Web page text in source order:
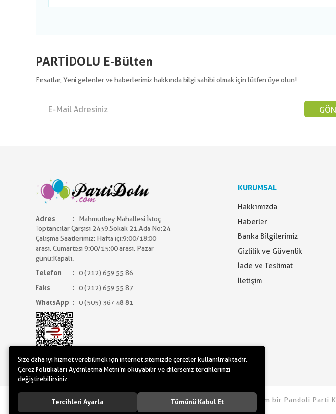
PARTİDOLU E-Bülten
Fırsatlar, Yeni gelenler ve haberlerimiz hakkında bilgi sahibi olmak için lütfen üye olun!
Adres
Mahmutbey Mahallesi İstoç
Toptancılar Çarşısı 2439.Sokak 21.Ada No:24
Çalışma Saatlerimiz: Hafta içi:9:00/18:00
arası. Cumartesi 9:00/15:00 arası. Pazar
günü:Kapalı.
Telefon
0 (212) 659 55 86
Faks
0 (212) 659 55 87
WhatsApp
0 (505) 367 48 81
KURUMSAL
Hakkımızda
Haberler
Banka Bilgilerimiz
Gizlilik ve Güvenlik
İade ve Teslimat
İletişim
www.yilbasimalzemeleri.com - www.partidolu.com bir Pandoli Parti
Size daha iyi hizmet verebilmek için internet sitemizde çerezler kullanılmaktadır.
Çerez Politikaları Aydınlatma Metni’ni okuyabilir ve dilerseniz tercihlerinizi
değiştirebilirsiniz.
Tercihleri Ayarla Tümünü Kabul Et